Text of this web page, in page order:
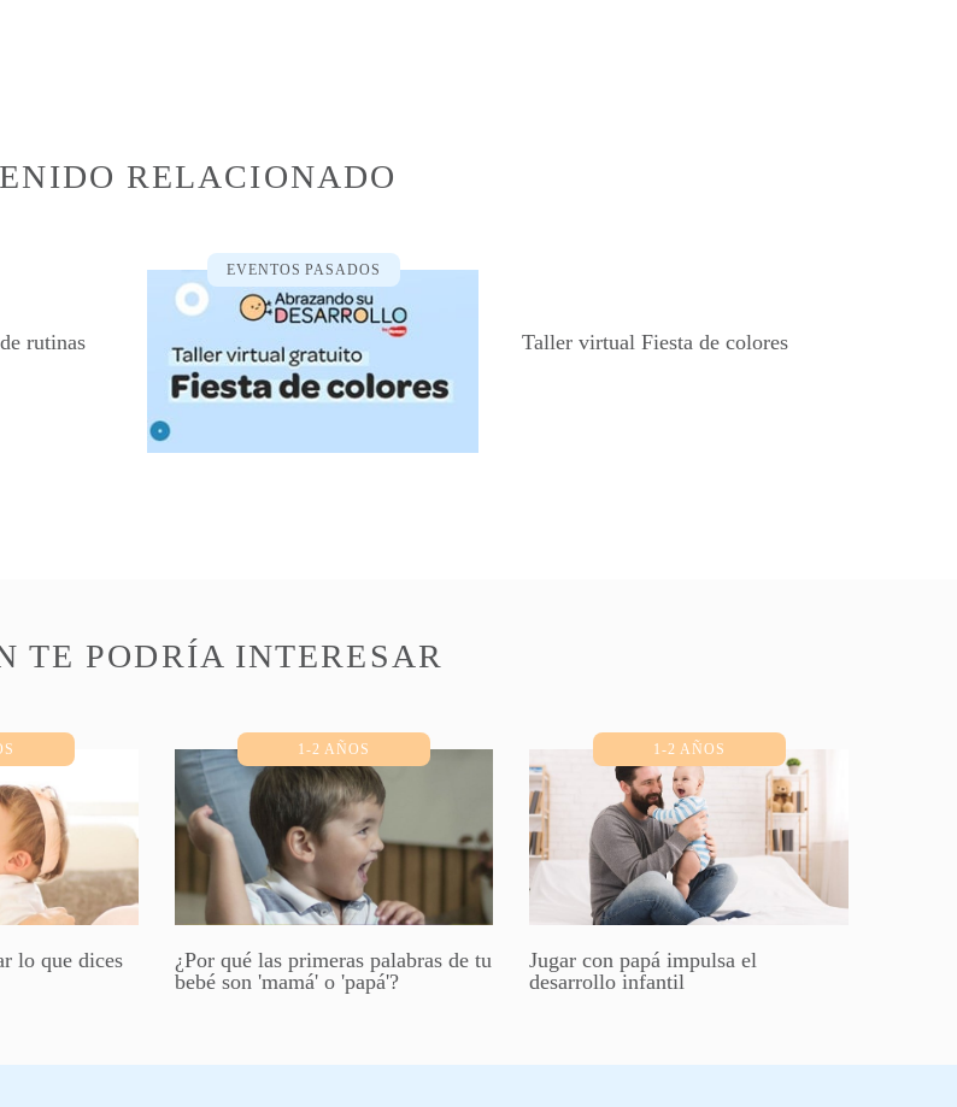
RELACIONADO
rutinas
EVENTOS PASADOS
Taller virtual Fiesta de colores
TE PODRÍA INTERESAR
lo que dices
1-2 AÑOS
¿Por qué las primeras palabras de tu
bebé son 'mamá' o 'papá'?
1-2 AÑOS
Jugar con papá impulsa el
desarrollo infantil